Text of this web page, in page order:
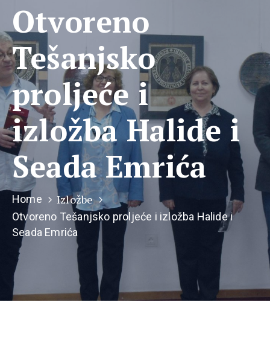
Otvoreno
Tešanjsko
proljeće i
izložba Halide i
Seada Emrića
Home Izložbe
Otvoreno Tešanjsko proljeće i izložba Halide i
Seada Emrića